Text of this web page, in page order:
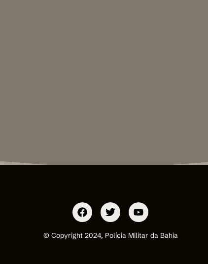
© Copyright 2024, Polícia Militar da Bahia